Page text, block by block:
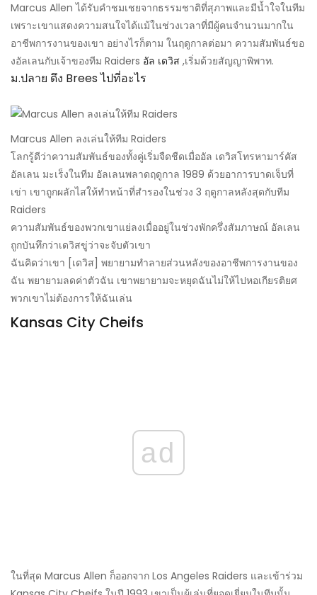
Marcus Allen ได้รับคำชมเชยจากธรรมชาติที่สุภาพและมีน้ำใจในทีม
เพราะเขาแสดงความสนใจได้แม้ในช่วงเวลาที่มีผู้คนจำนวนมากใน
อาชีพการงานของเขา อย่างไรก็ตาม ในฤดูกาลต่อมา ความสัมพันธ์ขอ
งอัลเลนกับเจ้าของทีม Raiders อัล เดวิส ,เริ่มด้วยสัญญาพิพาท.
ม.ปลาย ดึง Brees ไปที่อะไร
Marcus Allen ลงเล่นให้ทีม Raiders
โลกรู้ดีว่าความสัมพันธ์ของทั้งคู่เริ่มจืดชืดเมื่ออัล เดวิสโทรหามาร์คัส
อัลเลน มะเร็งในทีม อัลเลนพลาดฤดูกาล 1989 ด้วยอาการบาดเจ็บที่
เข่า เขาถูกผลักไสให้ทำหน้าที่สำรองในช่วง 3 ฤดูกาลหลังสุดกับทีม
Raiders
ความสัมพันธ์ของพวกเขาแย่ลงเมื่ออยู่ในช่วงพักครึ่งสัมภาษณ์ อัลเลน
ถูกบันทึกว่าเดวิสขู่ว่าจะจับตัวเขา
ฉันคิดว่าเขา [เดวิส] พยายามทำลายส่วนหลังของอาชีพการงานของ
ฉัน พยายามลดค่าตัวฉัน เขาพยายามจะหยุดฉันไม่ให้ไปหอเกียรติยศ
พวกเขาไม่ต้องการให้ฉันเล่น
Kansas City Cheifs
ad
ในที่สุด Marcus Allen ก็ออกจาก Los Angeles Raiders และเข้าร่วม